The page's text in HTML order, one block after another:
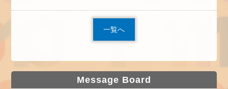
を開始しました。
FunRun@JRC2025とSUNSHINE & TAI CHI（早朝太極拳
の参加者を募集中です！
一覧へ
Message Board